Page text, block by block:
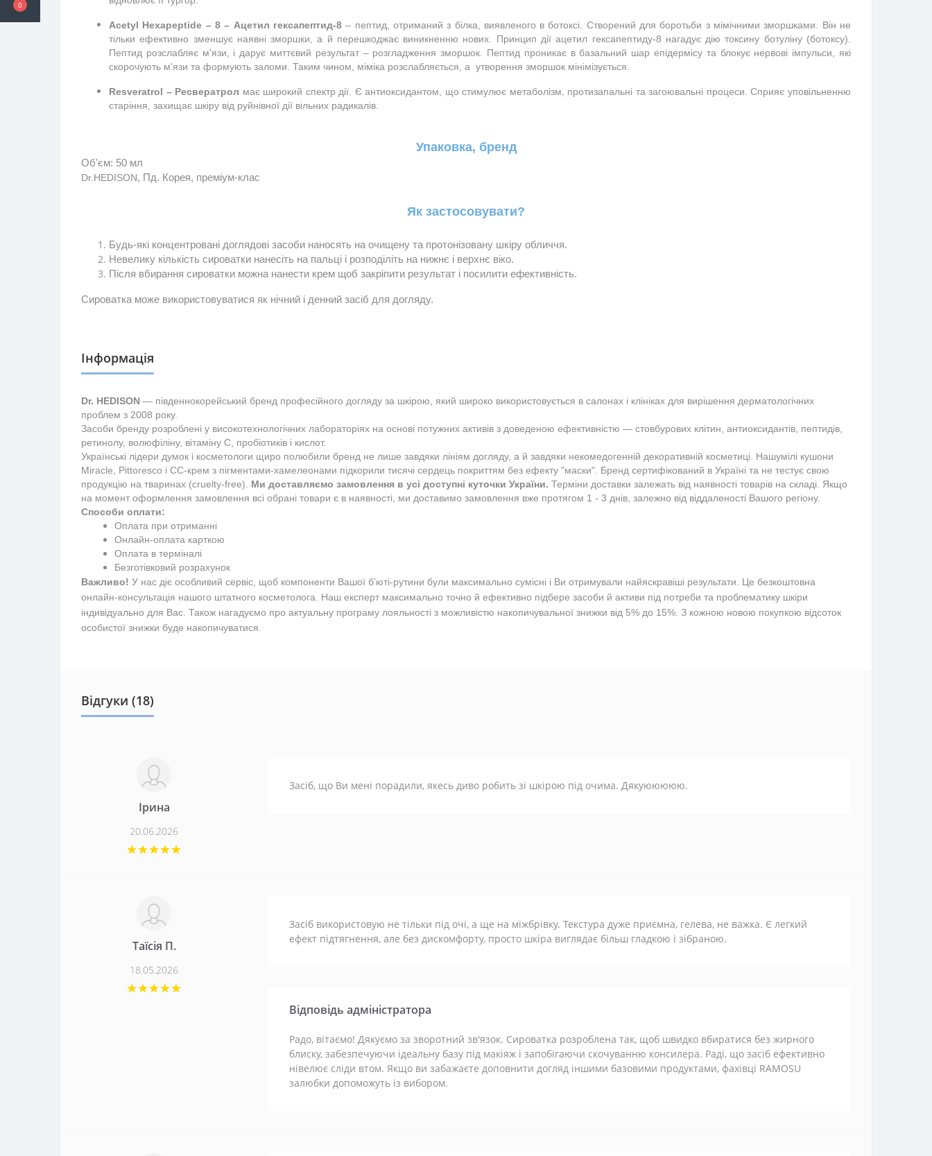
0
Acetyl Hexapeptide – 8 – Ацетил гексапептид-8 – пептид, отриманий з білка, виявленого в ботоксі. Створений для боротьби з мімічними зморшками. Він не
тільки ефективно зменшує наявні зморшки, а й перешкоджає виникненню нових. Принцип дії ацетил гексапептиду-8 нагадує дію токсину ботуліну (ботоксу).
Пептид розслабляє м'язи, і дарує миттєвий результат – розгладження зморшок. Пептид проникає в базальний шар епідермісу та блокує нервові імпульси, які
скорочують м'язи та формують заломи. Таким чином, міміка розслабляється, а  утворення зморшок мінімізується.
Resveratrol – Ресвератрол має широкий спектр дії. Є антиоксидантом, що стимулює метаболізм, протизапальні та загоювальні процеси. Сприяє уповільненню
старіння, захищає шкіру від руйнівної дії вільних радикалів.
Упаковка, бренд
Об'єм: 50 мл
Dr.HEDISON, Пд. Корея, преміум-клас
Як застосовувати?
Будь-які концентровані доглядові засоби наносять на очищену та протонізовану шкіру обличчя.
Невелику кількість сироватки нанесіть на пальці і розподіліть на нижнє і верхнє віко.
Після вбирання сироватки можна нанести крем щоб закріпити результат і посилити ефективність.
Сироватка може використовуватися як нічний і денний засіб для догляду.
Інформація
Dr. HEDISON — південнокорейський бренд професійного догляду за шкірою, який широко використовується в салонах і клініках для вирішення дерматологічних
проблем з 2008 року.
Засоби бренду розроблені у високотехнологічних лабораторіях на основі потужних активів з доведеною ефективністю — стовбурових клітин, антиоксидантів, пептидів,
Українські лідери думок і косметологи щиро полюбили бренд не лише завдяки лініям догляду, а й завдяки некомедогенній декоративній косметиці. Нашумілі кушони
Miracle, Pittoresco і СС-крем з пігментами-хамелеонами підкорили тисячі сердець покриттям без ефекту "маски". Бренд сертифікований в Україні та не тестує свою
продукцію на тваринах (cruelty-free).
Ми доставляємо замовлення в усі доступні куточки України. Терміни доставки залежать від наявності товарів на складі. Якщо
на момент оформлення замовлення всі обрані товари є в наявності, ми доставимо замовлення вже протягом 1 - 3 днів, залежно від віддаленості Вашого регіону.
Способи оплати:
Оплата при отриманні
Онлайн-оплата карткою
Оплата в терміналі
Безготівковий розрахунок
Важливо! У нас діє особливий сервіс, щоб компоненти Вашої б'юті-рутини були максимально сумісні і Ви отримували найяскравіші результати. Це безкоштовна
онлайн-консультація нашого штатного косметолога. Наш експерт максимально точно й ефективно підбере засоби й активи під потреби та проблематику шкіри
індивідуально для Вас. Також нагадуємо про актуальну програму лояльності з можливістю накопичувальної знижки від 5% до 15%. З кожною новою покупкою відсоток
особистої знижки буде накопичуватися.
Відгуки (18)
Ірина
20.06.2026
Засіб, що Ви мені порадили, якесь диво робить зі шкірою під очима. Дякуююююю.
Таїсія П.
18.05.2026
Засіб використовую не тільки під очі, а ще на міжбрівку. Текстура дуже приємна, гелева, не важка. Є легкий
ефект підтягнення, але без дискомфорту, просто шкіра виглядає більш гладкою і зібраною.
Відповідь адміністратора
Радо, вітаємо! Дякуємо за зворотний зв'язок. Сироватка розроблена так, щоб швидко вбиратися без жирного
блиску, забезпечуючи ідеальну базу під макіяж і запобігаючи скочуванню консилера. Раді, що засіб ефективно
нівелює сліди втом. Якщо ви забажаєте доповнити догляд іншими базовими продуктами, фахівці RAMOSU
залюбки допоможуть із вибором.